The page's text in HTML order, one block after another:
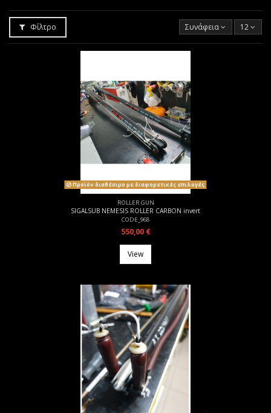
Φίλτρο Συνάφεια 12
Προϊόν διαθέσιμο με διαφορετικές επιλογές
ROLLER GUN
SIGALSUB NEMESIS ROLLER CARBON invert
CODE_968
550,00 €
View